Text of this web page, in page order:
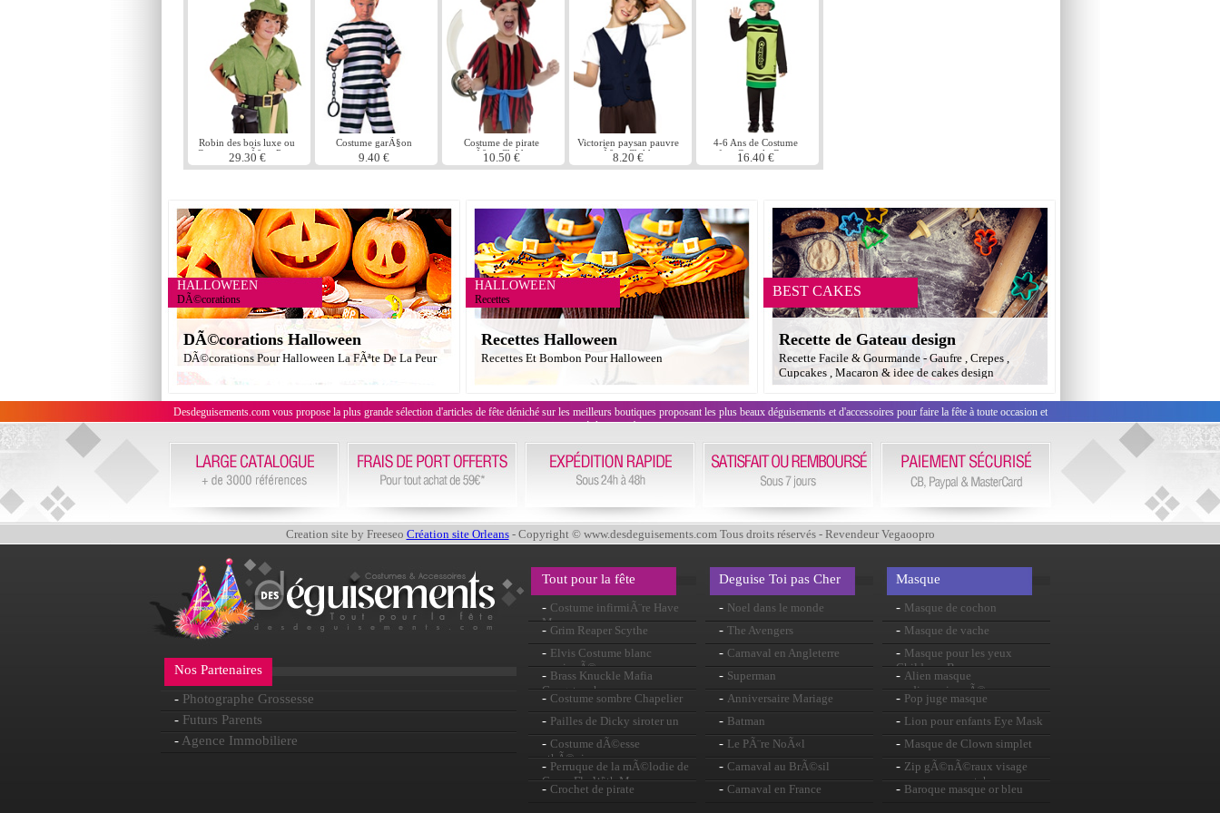
Robin des bois luxe ou
Costume garÃ§on Peter
Pan
29.30 €
Costume garÃ§on
prisonnier
9.40 €
Costume de pirate
garÃ§on Childrens
10.50 €
Victorien paysan pauvre
garÃ§on Childrens
Costume
8.20 €
4-6 Ans de Costume
enfant Crayola Crayon
vert
16.40 €
HALLOWEEN
DÃ©corations
DÃ©corations Halloween
DÃ©corations Pour Halloween La FÃªte De La Peur
HALLOWEEN
Recettes
Recettes Halloween
Recettes Et Bombon Pour Halloween
BEST CAKES
Recette de Gateau design
Recette Facile & Gourmande - Gaufre , Crepes ,
Cupcakes , Macaron & idee de cakes design
Desdeguisements.com vous propose la plus grande sélection d'articles de fête déniché sur les meilleurs boutiques proposant les plus beaux déguisements et d'accessoires pour faire la fête à toute occasion et
évènement !
Creation site by Freeseo Création site Orleans- Copyright © www.desdeguisements.com Tous droits réservés - Revendeur Vegaoopro
Nos Partenaires
- Photographe Grossesse
- Futurs Parents
- Agence Immobiliere
Tout pour la fête
- Costume infirmiÃ¨re Have
Mercy
- Grim Reaper Scythe
- Elvis Costume blanc
empierrÃ©
- Brass Knuckle Mafia
Gangster chaussures
- Costume sombre Chapelier
- Pailles de Dicky siroter un
peu
- Costume dÃ©esse
athÃ©nienne
- Perruque de la mÃ©lodie de
Come Fly With Me
- Crochet de pirate
Deguise Toi pas Cher
- Noel dans le monde
- The Avengers
- Carnaval en Angleterre
- Superman
- Anniversaire Mariage
- Batman
- Le PÃ¨re NoÃ«l
- Carnaval au BrÃ©sil
- Carnaval en France
Masque
- Masque de cochon
- Masque de vache
- Masque pour les yeux
Childrens Bunny
- Alien masque
surdimensionnÃ©
- Pop juge masque
- Lion pour enfants Eye Mask
- Masque de Clown simplet
- Zip gÃ©nÃ©raux visage
masque en caoutchouc
- Baroque masque or bleu